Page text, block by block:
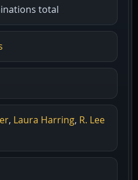
total
, Laura Harring, R. Lee